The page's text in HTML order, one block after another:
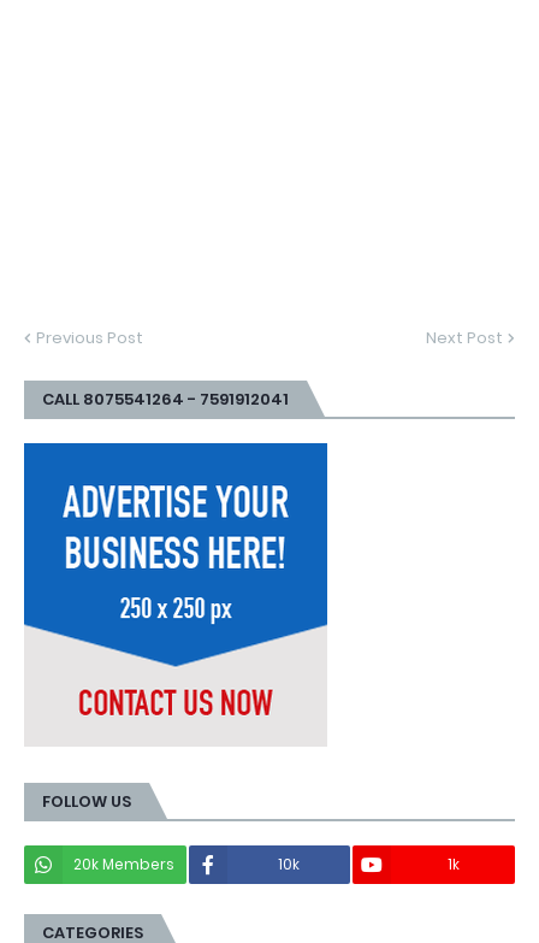
Previous Post Next Post
CALL 8075541264 - 7591912041
FOLLOW US
20k Members 10k 1k
CATEGORIES